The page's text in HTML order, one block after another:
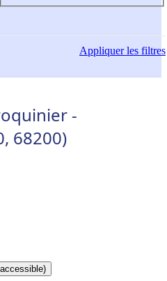
Appliquerles filtres
-
68200)